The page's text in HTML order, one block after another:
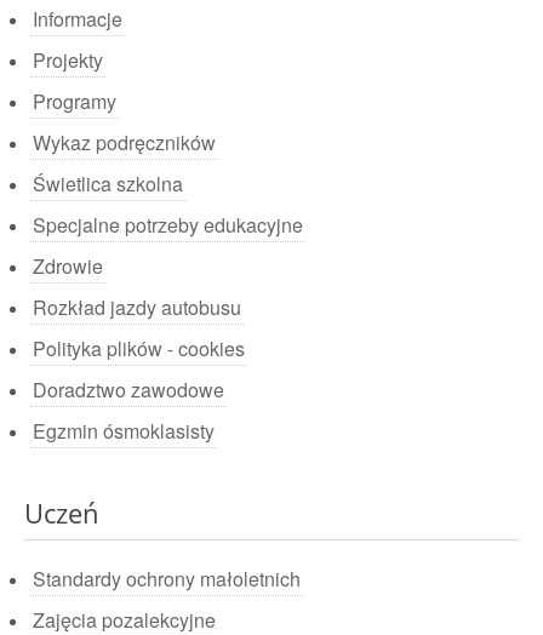
Informacje
Projekty
Programy
Wykaz podręczników
Świetlica szkolna
Specjalne potrzeby edukacyjne
Zdrowie
Rozkład jazdy autobusu
Polityka plików - cookies
Doradztwo zawodowe
Egzmin ósmoklasisty
Uczeń
Standardy ochrony małoletnich
Zajęcia pozalekcyjne